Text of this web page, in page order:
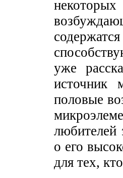
уже
источник
половые
любителей
о его
для тех,